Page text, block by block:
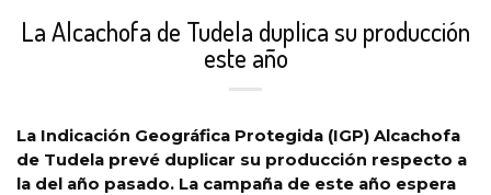
La Alcachofa de Tudela duplica su producción
este año
La Indicación Geográfica Protegida (IGP) Alcachofa
de Tudela prevé duplicar su producción respecto a
la del año pasado. La campaña de este año espera